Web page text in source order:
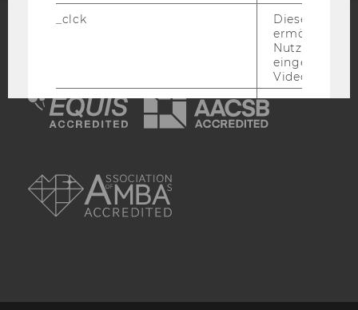
_clck
Dieses Cookie
ermöglicht
Nutzung des
Video Players
has_logged_in
language
Sprache